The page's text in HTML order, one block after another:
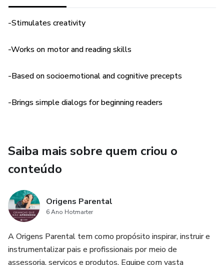
-Stimulates creativity
-Works on motor and reading skills
-Based on socioemotional and cognitive precepts
-Brings simple dialogs for beginning readers
Saiba mais sobre quem criou o
conteúdo
Origens Parental
6 Ano Hotmarter
A Origens Parental tem como propósito inspirar, instruir e
instrumentalizar pais e profissionais por meio de
assessoria, serviços e produtos. Equipe com vasta